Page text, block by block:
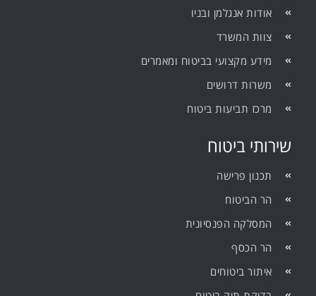
אודות אנגלמן ובניו
צוות המשרד
מידע מקצועי בביטוח ומאמרים
משרות דרושים
מרכז תביעות ביטוח
שירותי ביטוח
תכנון פרישה
הר הביטוח
המסלקה הפנסיונית
הר הכסף
איתור ביטוחים